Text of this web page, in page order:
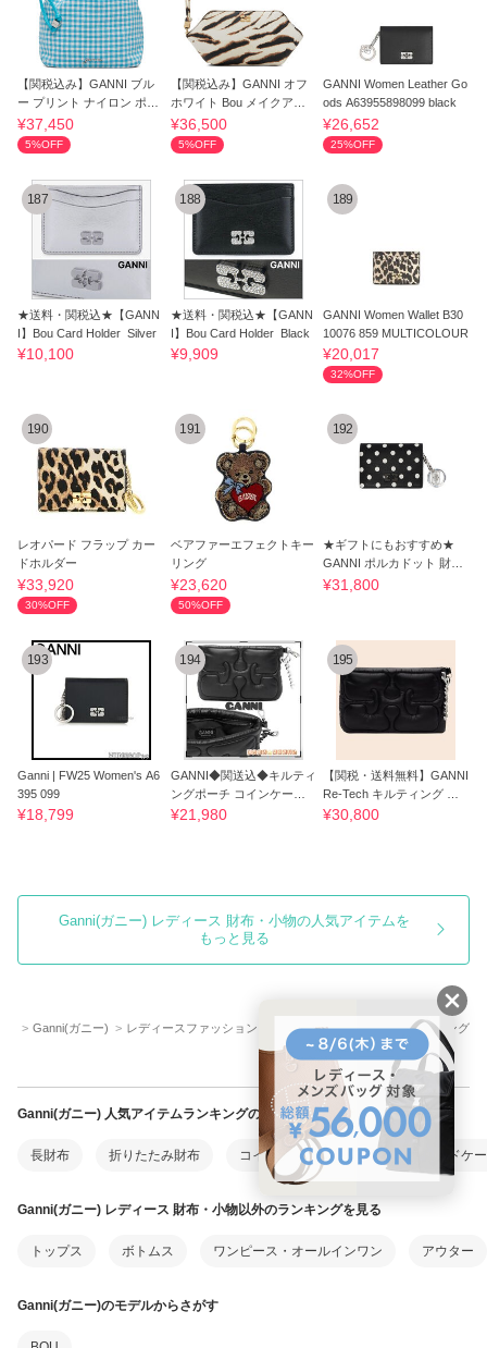
【関税込み】GANNI ブル
ー プリント ナイロン ポー
チ
¥37,450
5%OFF
【関税込み】GANNI オフ
ホワイト Bou メイクアッ
プ ポーチ
¥36,500
5%OFF
GANNI Women Leather Go
ods A63955898099 black
¥26,652
25%OFF
187
★送料・関税込★【GANN
I】Bou Card Holder_Silver
¥10,100
188
★送料・関税込★【GANN
I】Bou Card Holder_Black
¥9,909
189
GANNI Women Wallet B30
10076 859 MULTICOLOUR
¥20,017
32%OFF
190
レオパード フラップ カー
ドホルダー
¥33,920
30%OFF
191
ベアファーエフェクトキー
リング
¥23,620
50%OFF
192
★ギフトにもおすすめ★
GANNI ポルカドット 財布
ブラック
¥31,800
193
Ganni | FW25 Women's A6
395 099
¥18,799
194
GANNI◆関送込◆キルティ
ングポーチ コインケース
小物入れ 黒
¥21,980
195
【関税・送料無料】GANNI
Re-Tech キルティング ポ
ーチ ブラック
¥30,800
Ganni(ガニー) レディース 財布・小物の人気アイテムを
もっと見る
Ganni(ガニー) レディースファッション 財布・小物 人気アイテムランキング
Ganni(ガニー) 人気アイテムランキングのカテゴリをさらに絞り込む
長財布 折りたたみ財布 コインケース・小銭入れ カードケ
Ganni(ガニー) レディース 財布・小物以外のランキングを見る
トップス ボトムス ワンピース・オールインワン アウター
Ganni(ガニー)のモデルからさがす